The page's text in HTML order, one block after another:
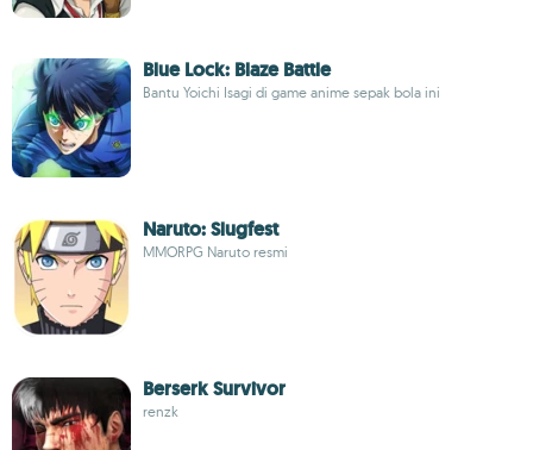
Blue Lock: Blaze Battle
Bantu Yoichi Isagi di game anime sepak bola ini
Naruto: Slugfest
MMORPG Naruto resmi
Berserk Survivor
renzk